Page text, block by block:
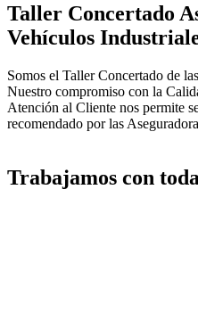
Taller Concertado
Vehículos
Somos el Taller Concertado de
Nuestro compromiso con la
Atención al Cliente nos permite
recomendado por las
Trabajamos con